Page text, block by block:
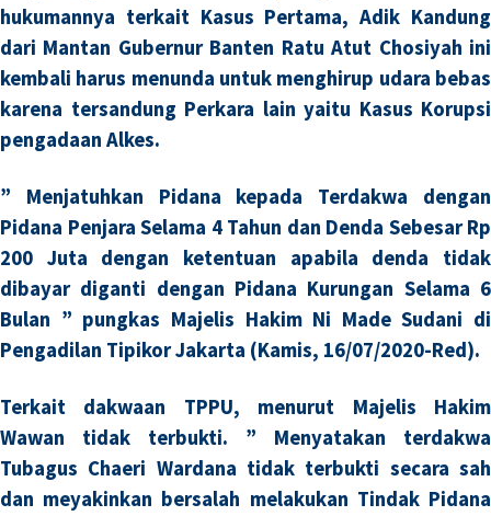
hukumannya terkait Kasus Pertama, Adik Kandung
dari Mantan Gubernur Banten Ratu Atut Chosiyah ini
kembali harus menunda untuk menghirup udara bebas
karena tersandung Perkara lain yaitu Kasus Korupsi
pengadaan Alkes.
” Menjatuhkan Pidana kepada Terdakwa dengan
Pidana Penjara Selama 4 Tahun dan Denda Sebesar Rp
200 Juta dengan ketentuan apabila denda tidak
dibayar diganti dengan Pidana Kurungan Selama 6
Bulan ” pungkas Majelis Hakim Ni Made Sudani di
Pengadilan Tipikor Jakarta (Kamis, 16/07/2020-Red).
Terkait dakwaan TPPU, menurut Majelis Hakim
Wawan tidak terbukti. ” Menyatakan terdakwa
Tubagus Chaeri Wardana tidak terbukti secara sah
dan meyakinkan bersalah melakukan Tindak Pidana